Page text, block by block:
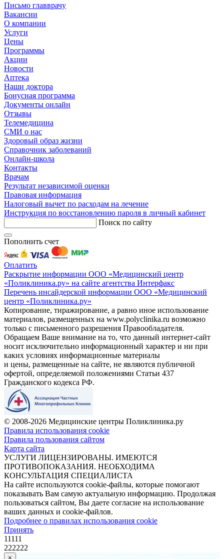
Письмо главврачу
Вакансии
О компании
Услуги
Цены
Программы
Акции
Новости
Аптека
Наши доктора
Бонусная программа
Документы онлайн
Отзывы
Телемедицина
СМИ о нас
Здоровый образ жизни
Справочник заболеваний
Онлайн-школа
Контакты
Врачам
Результат независимой оценки
Правовая информация
Налоговый вычет по расходам на лечение
Инструкция по восстановлению пароля в личный кабинет
Поиск по сайту
Пополнить счет
Оплатить
Раскрытие информации ООО «Медицинский центр
«Поликлиника.ру» на сайте агентства Интерфакс
Перечень инсайдерской информации ООО «Медицинский
центр «Поликлиника.ру»
Копирование, тиражирование, а равно иное использование
материалов, размещенных на www.polyclinika.ru возможно
только с письменного разрешения Правообладателя.
Обращаем Ваше внимание на то, что данный интернет-сайт
носит исключительно информационный характер и ни при
каких условиях информационные материалы
и цены, размещенные на сайте, не являются публичной
офертой, определяемой положениями Статьи 437
Гражданского кодекса РФ.
© 2008-2026 Медицинские центры Поликлиника.ру
Правила использования cookie
Правила пользования сайтом
Карта сайта
УСЛУГИ ЛИЦЕНЗИРОВАНЫ. ИМЕЮТСЯ
ПРОТИВОПОКАЗАНИЯ. НЕОБХОДИМА
КОНСУЛЬТАЦИЯ СПЕЦИАЛИСТА
На сайте используются cookie-файлы, которые помогают
показывать Вам самую актуальную информацию. Продолжая
пользоваться сайтом, Вы даете согласие на использование
ваших данных и cookie-файлов.
Подробнее о правилах использования cookie
Принять
11111
222222